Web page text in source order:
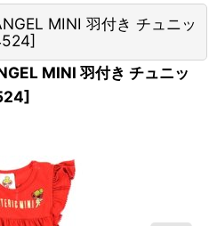
MINI 羽付き チュニッ
]
MINI 羽付き チュニッ
]